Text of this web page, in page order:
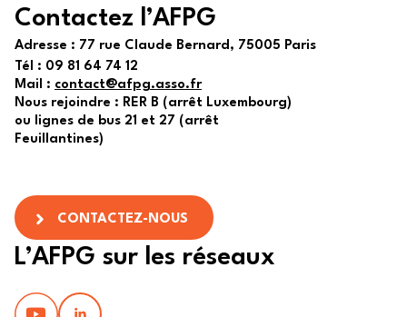
Contactez l’AFPG
Adresse : 77 rue Claude Bernard, 75005 Paris
Tél : 09 81 64 74 12
Mail : contact@afpg.asso.fr
Nous rejoindre : RER B (arrêt Luxembourg)
ou lignes de bus 21 et 27 (arrêt
Feuillantines)
CONTACTEZ-NOUS
L’AFPG sur les réseaux